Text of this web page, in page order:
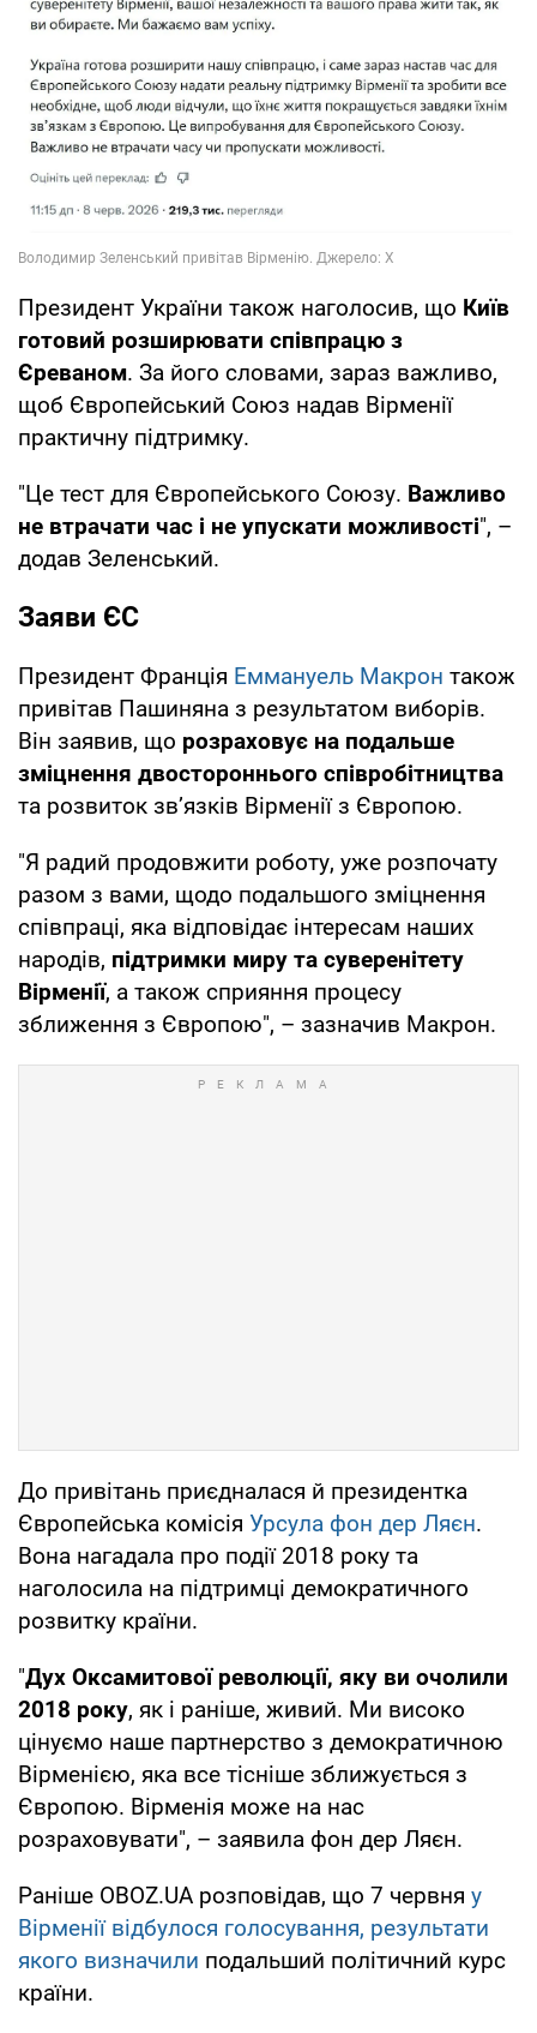
Президент України також наголосив, що Київ
готовий розширювати співпрацю з
Єреваном. За його словами, зараз важливо,
щоб Європейський Союз надав Вірменії
практичну підтримку.
"Це тест для Європейського Союзу. Важливо
не втрачати час і не упускати можливості", –
додав Зеленський.
Заяви ЄС
Президент Франція Еммануель Макрон також
привітав Пашиняна з результатом виборів.
Він заявив, що розраховує на подальше
зміцнення двостороннього співробітництва
та розвиток зв’язків Вірменії з Європою.
"Я радий продовжити роботу, уже розпочату
разом з вами, щодо подальшого зміцнення
співпраці, яка відповідає інтересам наших
народів, підтримки миру та суверенітету
Вірменії, а також сприяння процесу
зближення з Європою", – зазначив Макрон.
До привітань приєдналася й президентка
Європейська комісія Урсула фон дер Ляєн.
Вона нагадала про події 2018 року та
наголосила на підтримці демократичного
розвитку країни.
"Дух Оксамитової революції, яку ви очолили
2018 року, як і раніше, живий. Ми високо
цінуємо наше партнерство з демократичною
Вірменією, яка все тісніше зближується з
Європою. Вірменія може на нас
розраховувати", – заявила фон дер Ляєн.
Раніше OBOZ.UA розповідав, що 7 червня у
Вірменії відбулося голосування, результати
якого визначили подальший політичний курс
країни.